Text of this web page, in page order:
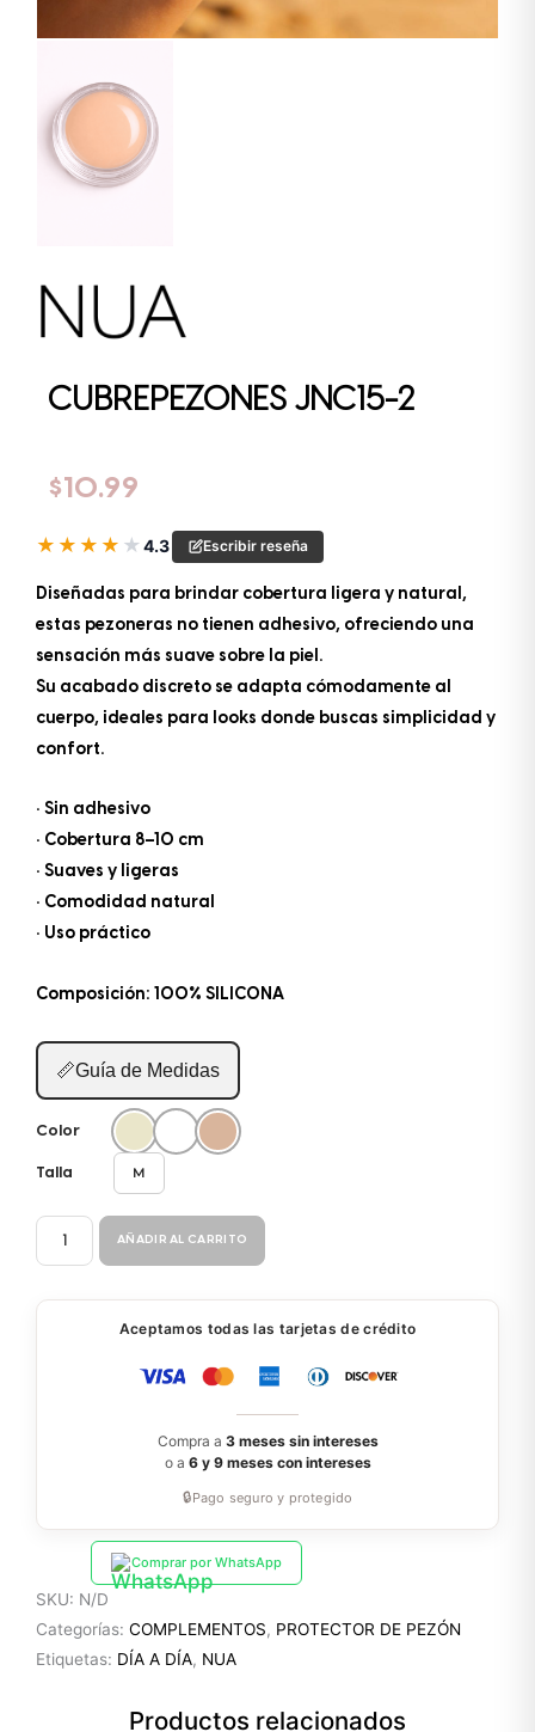
CUBREPEZONES JNC15-2
$10.99
★ ★ ★ ★ ★4.3 Escribir reseña
Diseñadas para brindar cobertura ligera y natural,
estas pezoneras no tienen adhesivo, ofreciendo una
sensación más suave sobre la piel.
Su acabado discreto se adapta cómodamente al
cuerpo, ideales para looks donde buscas simplicidad y
confort.
• Sin adhesivo
• Cobertura 8–10 cm
• Suaves y ligeras
• Comodidad natural
• Uso práctico
Composición: 100% SILICONA
📏Guía de Medidas
Color
Talla M
CUBREPEZONES
JNC15-
cantidad
AÑADIR AL CARRITO
Aceptamos todas las tarjetas de crédito
Compra a 3 meses sin intereses
o a 6 y 9 meses con intereses
🔒Pago seguro y protegido
Comprar por WhatsApp
SKU: N/D
Categorías: COMPLEMENTOS, PROTECTOR DE PEZÓN
Etiquetas: DÍA A DÍA, NUA
Productos relacionados